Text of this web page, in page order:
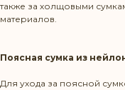
также за холщовыми
материалов.
Поясная сумка из
Для ухода за поясной